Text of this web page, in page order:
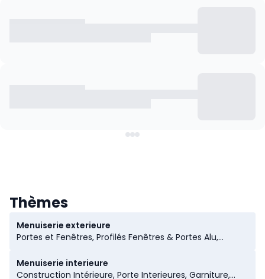
Thèmes
Menuiserie exterieure
Portes et Fenêtres, Profilés Fenêtres & Portes Alu,
Portes en Pvc, Chassis & Portes en Bois, Portes, Stores
Extérieurs, Lucarnes, Volet Roulant, Dépendances &
Menuiserie interieure
Construction Intérieure, Porte Interieures, Garniture,